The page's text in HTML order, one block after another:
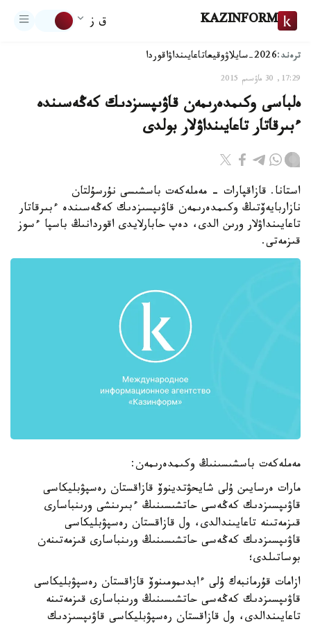
KAZINFORM ق ز
ترەند:2026-سايلاۋ وقيعاتاعايىنداۋاقوردا
17:29, 30 ماۋسىم 2015
ەلباسى وكىمدەرىمەن قاۋىپسىزدىك كەڭەسىندە
ءبىرقاتار تاعايىنداۋلار بولدى
استانا. قازاقپارات - مەملەكەت باسشىسى نۇرسۇلتان
نازاربايەۆتىڭ وكىمدەرىمەن قاۋىپسىزدىك كەڭەسىندە ءبىرقاتار
تاعايىنداۋلار ورىن الدى، دەپ حابارلايدى اقوردانىڭ باسپا ءسوز
قىزمەتى.
مەملەكەت باسشىسىنىڭ وكىمدەرىمەن:
مارات ەرسايىن ۇلى شايحۋتدينوۆ قازاقستان رەسپۋبليكاسى
قاۋىپسىزدىك كەڭەسى حاتشىسىنىڭ ءبىرىنشى ورىنباسارى
قىزمەتىنە تاعايىندالدى، ول قازاقستان رەسپۋبليكاسى
قاۋىپسىزدىك كەڭەسى حاتشىسىنىڭ ورىنباسارى قىزمەتىنەن
بوساتىلدى؛
ازامات قۇرمانبەك ۇلى ءابدىمومىنوۆ قازاقستان رەسپۋبليكاسى
قاۋىپسىزدىك كەڭەسى حاتشىسىنىڭ ورىنباسارى قىزمەتىنە
تاعايىندالدى، ول قازاقستان رەسپۋبليكاسى قاۋىپسىزدىك